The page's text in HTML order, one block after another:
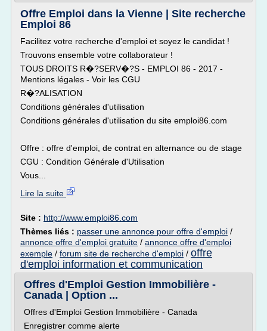
Offre Emploi dans la Vienne | Site recherche
Emploi 86
Facilitez votre recherche d'emploi et soyez le candidat !
Trouvons ensemble votre collaborateur !
TOUS DROITS R�?SERV�?S - EMPLOI 86 - 2017 -
Mentions légales - Voir les CGU
R�?ALISATION
Conditions générales d'utilisation
Conditions générales d'utilisation du site emploi86.com
Offre : offre d'emploi, de contrat en alternance ou de stage
CGU : Condition Générale d'Utilisation
Vous...
Lire la suite
Site : http://www.emploi86.com
Thèmes liés : passer une annonce pour offre d'emploi /
annonce offre d'emploi gratuite / annonce offre d'emploi
exemple / forum site de recherche d'emploi / offre
d'emploi information et communication
Offres d'Emploi Gestion Immobilière -
Canada | Option ...
Offres d'Emploi Gestion Immobilière - Canada
Enregistrer comme alerte